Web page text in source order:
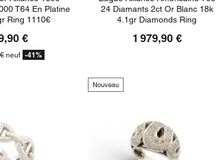
T64 En Platine
Ring 1110€
€
neuf -41%
24 Diamants 2ct Or Blanc 18k
4.1gr Diamonds Ring
1 979,90 €
Nouveau